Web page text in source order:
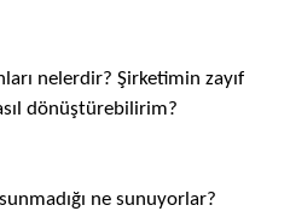
nelerdir? Şirketimin zayıf
dönüştürebilirim?
ne sunuyorlar?